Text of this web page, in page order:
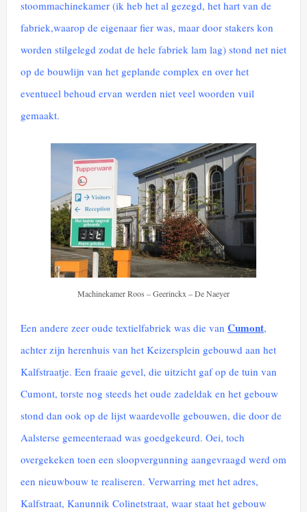
stoommachinekamer (ik heb het al gezegd, het hart van de
fabriek,waarop de eigenaar fier was, maar door stakers kon
worden stilgelegd zodat de hele fabriek lam lag) stond net niet
op de bouwlijn van het geplande complex en over het
eventueel behoud ervan werden niet veel woorden vuil
gemaakt.
Machinekamer Roos – Geerinckx – De Naeyer
Een andere zeer oude textielfabriek was die van Cumont,
achter zijn herenhuis van het Keizersplein gebouwd aan het
Kalfstraatje. Een fraaie gevel, die uitzicht gaf op de tuin van
Cumont, torste nog steeds het oude zadeldak en het gebouw
stond dan ook op de lijst waardevolle gebouwen, die door de
Aalsterse gemeenteraad was goedgekeurd. Oei, toch
overgekeken toen een sloopvergunning aangevraagd werd om
een nieuwbouw te realiseren. Verwarring met het adres,
Kalfstraat, Kanunnik Colinetstraat, waar staat het gebouw